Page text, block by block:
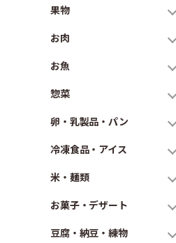
果物
お肉
お魚
惣菜
卵・乳製品・パン
冷凍食品・アイス
米・麺類
お菓子・デザート
豆腐・納豆・練物